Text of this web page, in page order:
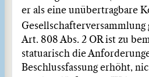
er als eine unübertragbare
Gesellschafterversammlung
Art. 808 Abs. 2 OR ist zu
statuarisch die
Beschlussfassung erhöht,